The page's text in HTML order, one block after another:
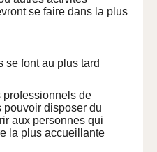
se faire dans la plus
se font au plus tard
professionnels de
pouvoir disposer du
aux personnes qui
la plus accueillante